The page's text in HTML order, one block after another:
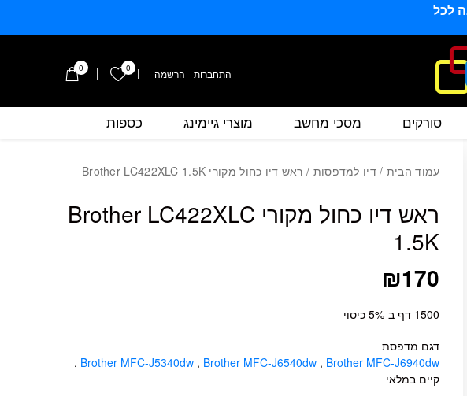
לכל
התחברות הרשמה 0 הרשימה שלי
0
סורקים מסכי מחשב מוצרי גיימינג כספות
עמוד הבית /דיו למדפסות / ראש דיו כחול מקורי Brother LC422XLC 1.5K
ראש דיו כחול מקורי Brother LC422XLC
1.5K
₪170
1500 דף ב-5% כיסוי
דגם מדפסת
Brother MFC-J5340dw , Brother MFC-J6540dw , Brother MFC-J6940dw
,
קיים במלאי
Add